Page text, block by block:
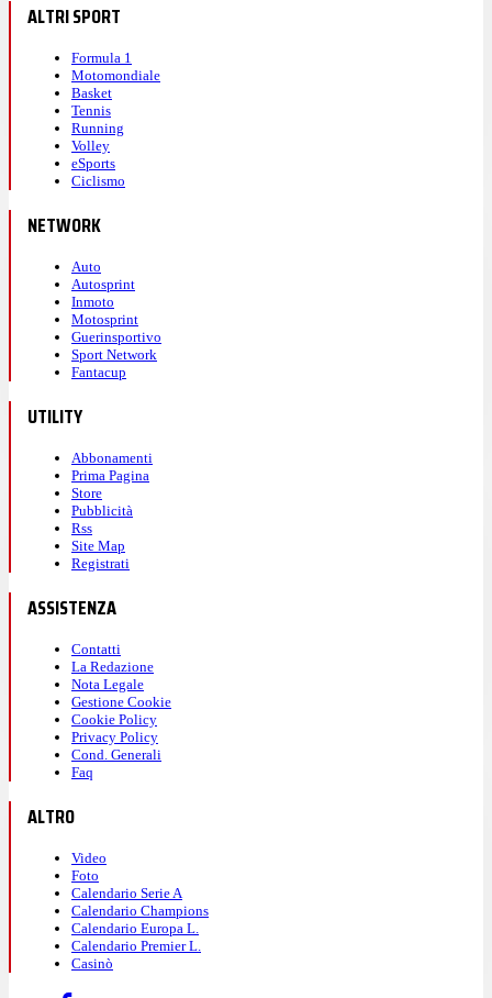
ALTRI SPORT
Formula 1
Motomondiale
Basket
Tennis
Running
Volley
eSports
Ciclismo
NETWORK
Auto
Autosprint
Inmoto
Motosprint
Guerinsportivo
Sport Network
Fantacup
UTILITY
Abbonamenti
Prima Pagina
Store
Pubblicità
Rss
Site Map
Registrati
ASSISTENZA
Contatti
La Redazione
Nota Legale
Gestione Cookie
Cookie Policy
Privacy Policy
Cond. Generali
Faq
ALTRO
Video
Foto
Calendario Serie A
Calendario Champions
Calendario Europa L.
Calendario Premier L.
Casinò